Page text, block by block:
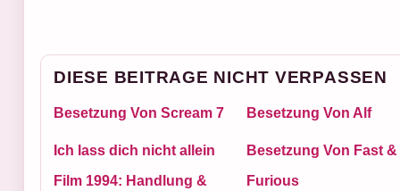
DIESE BEITRAGE NICHT VERPASSEN
Besetzung Von Scream 7 Besetzung Von Alf
Ich lass dich nicht allein
Film 1994: Handlung &
Besetzung Von Fast &
Furious